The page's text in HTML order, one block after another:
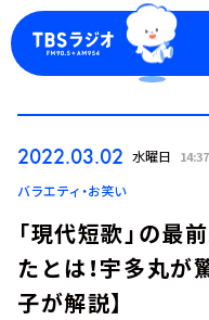
ログイン
2022.03.02 水曜日 14:37
バラエティ・お笑い
「現代短歌」の最
たとは！宇多丸が
子が解説】